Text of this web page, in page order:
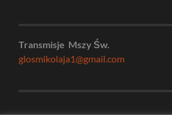
Transmisje Mszy Św.
glosmikolaja1@gmail.com